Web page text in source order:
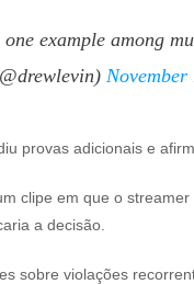
example among
November
provas adicionais e
clipe em que o
a decisão.
sobre violações